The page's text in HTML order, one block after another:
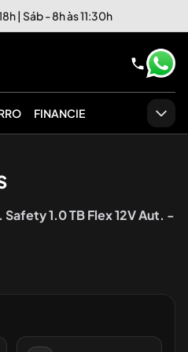
| Sáb - 8h às 11:30h
FINANCIE
1.0 TB Flex 12V Aut. -